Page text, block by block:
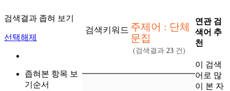
검색결과 좁혀 보기
선택해제
좁혀본 항목 보
기순서
검색키워드 주제어 : 단체
문집
(검색결과 23 건)
연관 검
색어 추
천
이 검색
어로 많
이 본 자